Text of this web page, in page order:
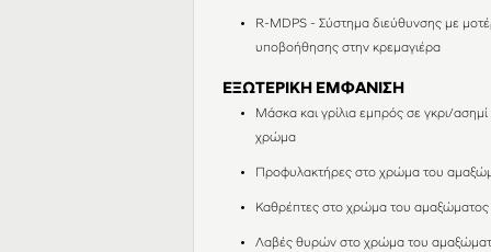
R-MDPS - Σύστημα διεύθυνσης με
υποβοήθησης στην κρεμαγιέρα
ΕΞΩΤΕΡΙΚΗ ΕΜΦΑΝΙΣΗ
Μάσκα και γρίλια εμπρός σε γκρι/ασημί
χρώμα
Προφυλακτήρες στο χρώμα του
Καθρέπτες στο χρώμα του αμαξώματος
Λαβές θυρών στο χρώμα του